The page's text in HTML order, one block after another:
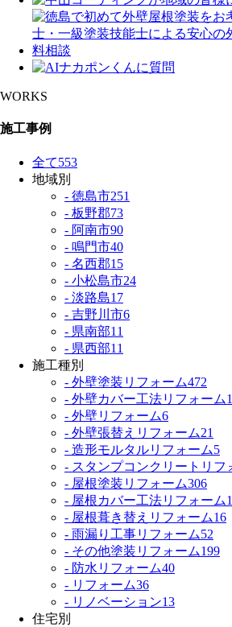
WORKS
施工事例
全て553
地域別
- 徳島市251
- 板野郡73
- 阿南市90
- 鳴門市40
- 名西郡15
- 小松島市24
- 淡路島17
- 吉野川市6
- 県南部11
- 県西部11
施工種別
- 外壁塗装リフォーム472
- 外壁カバー工法リフォーム
- 外壁リフォーム6
- 外壁張替えリフォーム21
- 造形モルタルリフォーム5
- スタンプコンクリートリフ
- 屋根塗装リフォーム306
- 屋根カバー工法リフォーム
- 屋根葺き替えリフォーム16
- 雨漏り工事リフォーム52
- その他塗装リフォーム199
- 防水リフォーム40
- リフォーム36
- リノベーション13
住宅別